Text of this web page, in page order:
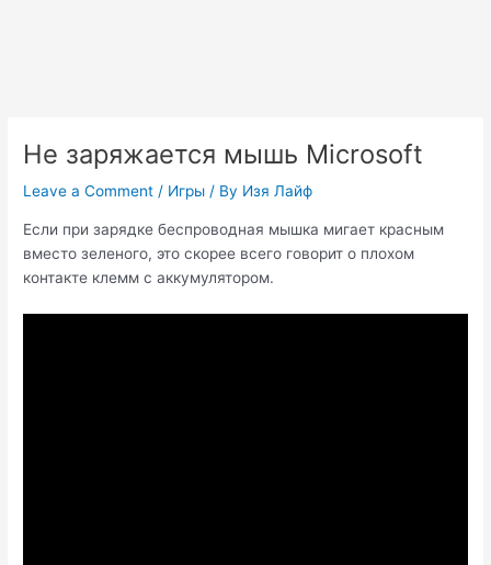
Не заряжается мышь Microsoft
Leave a Comment / Игры / By Изя Лайф
Если при зарядке беспроводная мышка мигает красным
вместо зеленого, это скорее всего говорит о плохом
контакте клемм с аккумулятором.